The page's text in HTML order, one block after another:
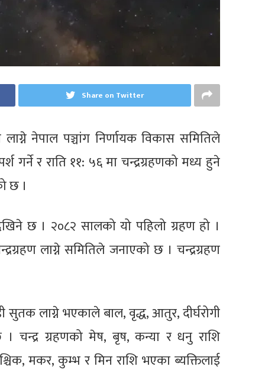
Share on Twitter
नेपाल पञ्चांग निर्णायक विकास समितिले
गर्ने र राति ११: ५६ मा चन्द्रग्रहणको मध्य हुने
छ ।
छ । २०८२ सालको यो पहिलो ग्रहण हो ।
लाग्ने समितिले जनाएको छ । चन्द्रग्रहण
सुतक लाग्ने भएकाले बाल, वृद्ध, आतुर, दीर्घरोगी
ग्रहणको मेष, बृष, कन्या र धनु राशि
मकर, कुम्भ र मिन राशि भएका ब्यक्तिलाई